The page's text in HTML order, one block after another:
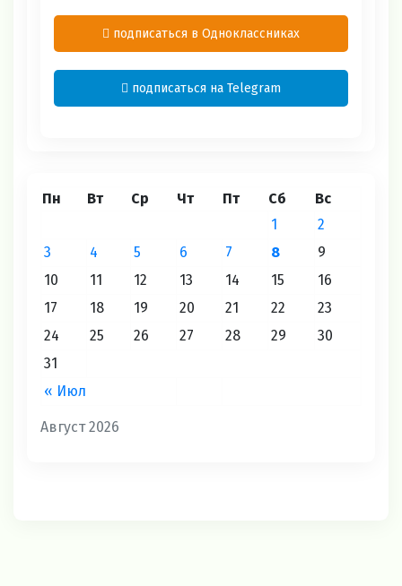
подписаться в Одноклассниках
подписаться на Telegram
Август 2026
Пн Вт Ср Чт Пт Сб Вс
« Июл
1
2
3
4 5 6 7 8
9
10
11 12 13 14 15
16
17
18 19 20 21 22
23
24
25 26 27 28 29
30
31